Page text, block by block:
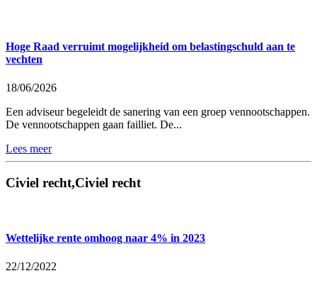
Hoge Raad verruimt mogelijkheid om belastingschuld aan te
vechten
18/06/2026
Een adviseur begeleidt de sanering van een groep vennootschappen.
De vennootschappen gaan failliet. De...
Lees meer
Civiel recht,Civiel recht
Wettelijke rente omhoog naar 4% in 2023
22/12/2022